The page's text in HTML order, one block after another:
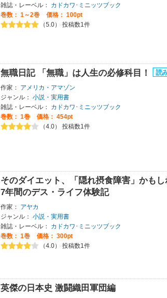
雑誌・レーベル：
カドカワ･ミニッツブック
巻数： 1～2巻
価格： 100pt
（5.0） 投稿数1件
無職日記 「無職」は人生の必修科目！
作家：
アメリカ・アマゾン
ジャンル： 小説・実用書
雑誌・レーベル：
カドカワ･ミニッツブック
巻数： 1巻
価格： 454pt
（4.0） 投稿数1件
そのダイエット、「隠れ摂食障害」かも
7年間のデス・ライフ体験記
作家：
アヤカ
ジャンル： 小説・実用書
雑誌・レーベル：
カドカワ･ミニッツブック
巻数： 1巻
価格： 300pt
（4.0） 投稿数1件
英傑の日本史 激闘織田軍団編